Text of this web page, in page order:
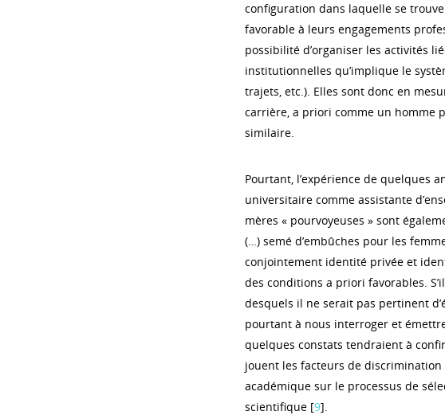
configuration dans laquelle se
favorable à leurs engagements
possibilité d’organiser les activités
institutionnelles qu’implique le
trajets, etc.). Elles sont donc en
carrière, a priori comme un homme
similaire.
Pourtant, l’expérience de quelques
universitaire comme assistante
mères « pourvoyeuses » sont
(…) semé d’embûches pour les
conjointement identité privée et
des conditions a priori favorables.
desquels il ne serait pas pertinent
pourtant à nous interroger et
quelques constats tendraient à
jouent les facteurs de discrimination
académique sur le processus de
scientifique [9].